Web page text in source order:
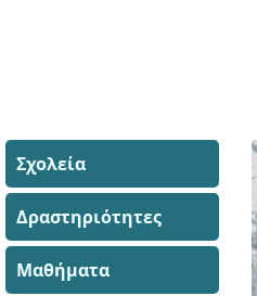
Σχολεία
Δραστηριότητες
Μαθήματα